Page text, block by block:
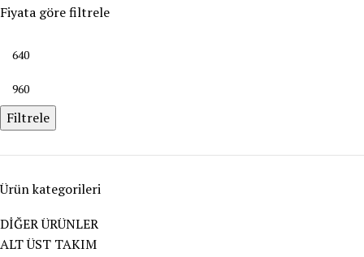
Fiyata göre filtrele
Filtrele
Ürün kategorileri
DİĞER ÜRÜNLER
ALT ÜST TAKIM